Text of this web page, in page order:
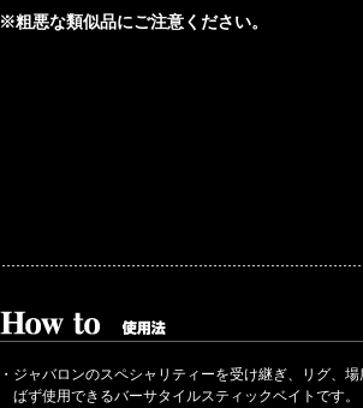
※粗悪な類似品にご注意ください。
・ ジャバロンのスペシャリティーを受け継ぎ、リグ、
ばず使用できるバーサタイルスティックベイトです。